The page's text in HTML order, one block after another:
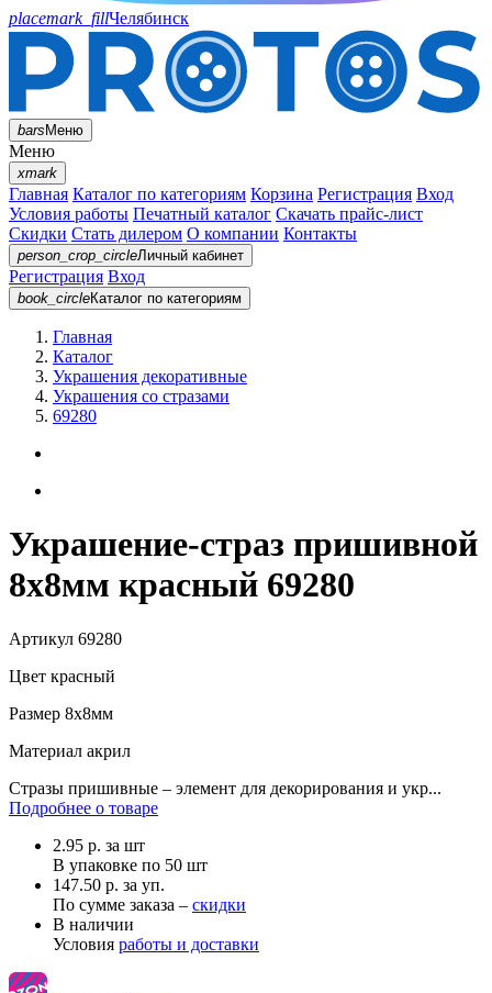
placemark_fillЧелябинск
barsМеню
Меню
xmark
Главная Каталог по категориям Корзина Регистрация Вход
Условия работы Печатный каталог Скачать прайс-лист
Скидки Стать дилером О компании Контакты
person_crop_circleЛичный кабинет
Регистрация Вход
book_circleКаталог по категориям
Главная
Каталог
Украшения декоративные
Украшения со стразами
69280
Украшение-страз пришивной
8х8мм красный 69280
Артикул 69280
Цвет красный
Размер 8х8мм
Материал акрил
Стразы пришивные – элемент для декорирования и укр...
Подробнее о товаре
2.95 р. за шт
В упаковке по 50 шт
147.50 р. за уп.
По сумме заказа – скидки
В наличии
Условия работы и доставки